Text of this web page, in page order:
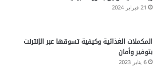
21 فبراير 2024
المكملات الغذائية وكيفية تسوقها عبر الإنترنت
بتوفير وأمان
6 يناير 2023